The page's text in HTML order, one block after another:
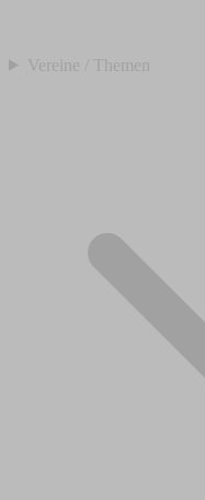
Vereine / Themen